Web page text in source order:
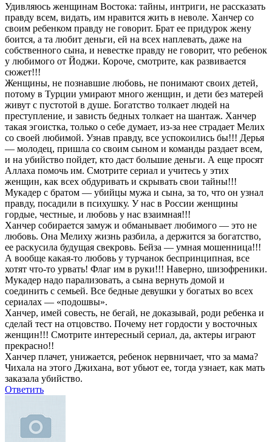
Удивляюсь женщинам Востока: тайны, интриги, не рассказать
правду всем, видать, им нравится жить в неволе. Ханчер со
своим ребенком правду не говорит. Брат ее придурок жену
боится, а та любит деньги, ей на всех наплевать, даже на
собственного сына, и невестке правду не говорит, что ребенок
у любимого от Йоджи. Короче, смотрите, как развивается
сюжет!!!
Женщины, не познавшие любовь, не понимают своих детей,
потому в Турции умирают много женщин, и дети без матерей
живут с пустотой в душе. Богатство толкает людей на
преступление, и зависть бедных толкает на шантаж. Ханчер
такая эгоистка, только о себе думает, из-за нее страдает Мелих
со своей любимой. Узнав правду, все успокоились бы!!! Дерья
— молодец, пришла со своим сыном и команды раздает всем,
и на убийство пойдет, кто даст большие деньги. А еще просят
Аллаха помочь им. Смотрите сериал и учитесь у этих
женщин, как всех обдуривать и скрывать свои тайны!!!
Мукадер с братом — убийцы мужа и сына, за то, что он узнал
правду, посадили в психушку. У нас в России женщины
гордые, честные, и любовь у нас взаимная!!!
Ханчер собирается замуж и обманывает любимого — это не
любовь. Она Мелиху жизнь разбила, а держится за богатство,
ее раскусила будущая свекровь. Бейза — умная мошенница!!!
А вообще какая-то любовь у турчанок беспринципная, все
хотят что-то урвать! Флаг им в руки!!! Наверно, шизофреники.
Мукадер надо парализовать, а сына вернуть домой и
соединить с семьей. Все бедные девушки у богатых во всех
сериалах — «подошвы».
Ханчер, имей совесть, не бегай, не доказывай, роди ребенка и
сделай тест на отцовство. Почему нет гордости у восточных
женщин!!! Смотрите интересный сериал, да, актеры играют
прекрасно!!
Ханчер плачет, унижается, ребенок нервничает, что за мама?
Чихала на этого Джихана, вот убьют ее, тогда узнает, как мать
заказала убийство.
Ответить